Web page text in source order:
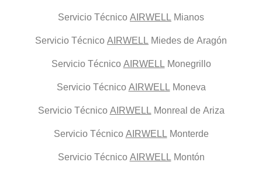
Servicio Técnico AIRWELL Mianos
Servicio Técnico AIRWELL Miedes de Aragón
Servicio Técnico AIRWELLMonegrillo
Servicio Técnico AIRWELLMoneva
Servicio Técnico AIRWELLMonreal de Ariza
Servicio Técnico AIRWELLMonterde
Servicio Técnico AIRWELLMontón